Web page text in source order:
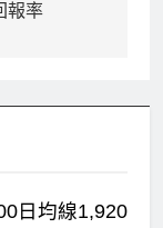
報率
日均線1,920